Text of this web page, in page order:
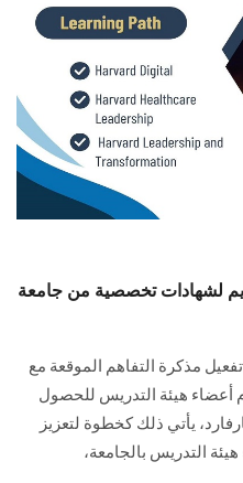
الطلاب
هيئة التدريس
الدراسات العليا
الخريجين
لشهادات تخصصية من جامعة
مذكرة التفاهم الموقعة مع
أعضاء هيئة التدريس للحصول
يأتي ذلك كخطوة لتعزيز
هيئة التدريس بالجامعة،